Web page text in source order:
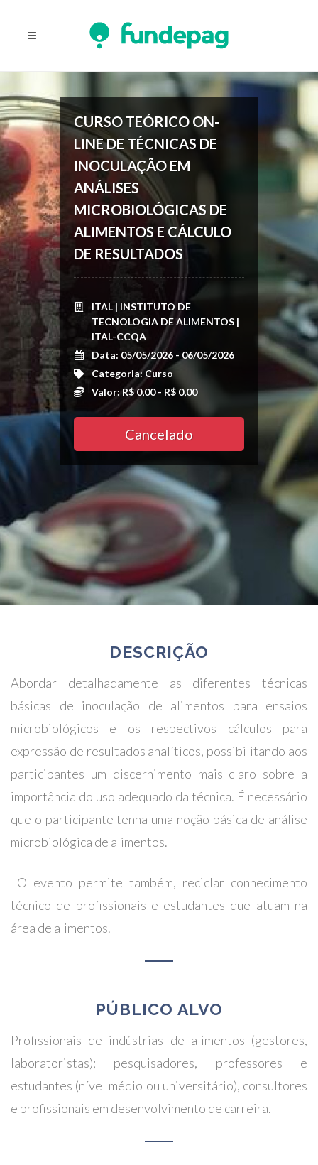
CURSO TEÓRICO ON-
LINE DE TÉCNICAS DE
INOCULAÇÃO EM
ANÁLISES
MICROBIOLÓGICAS DE
ALIMENTOS E CÁLCULO
DE RESULTADOS
ITAL | INSTITUTO DE
TECNOLOGIA DE ALIMENTOS |
ITAL-CCQA
Data: 05/05/2026 - 06/05/2026
Categoria: Curso
Valor: R$ 0,00 - R$ 0,00
Cancelado
DESCRIÇÃO
Abordar detalhadamente as diferentes técnicas
básicas de inoculação de alimentos para ensaios
microbiológicos e os respectivos cálculos para
expressão de resultados analíticos, possibilitando aos
participantes um discernimento mais claro sobre a
importância do uso adequado da técnica. É necessário
que o participante tenha uma noção básica de análise
microbiológica de alimentos.
O evento permite também, reciclar conhecimento
técnico de profissionais e estudantes que atuam na
área de alimentos.
PÚBLICO ALVO
Profissionais de indústrias de alimentos (gestores,
laboratoristas); pesquisadores, professores e
estudantes (nível médio ou universitário), consultores
e profissionais em desenvolvimento de carreira.